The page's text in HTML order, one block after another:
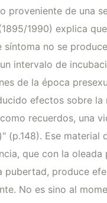
proveniente de una
1990) explica
síntoma no se
intervalo de
de la época
efectos sobre la
recuerdos, una
(p.148). Ese material
que con la oleada
pubertad, produce
No es sino al